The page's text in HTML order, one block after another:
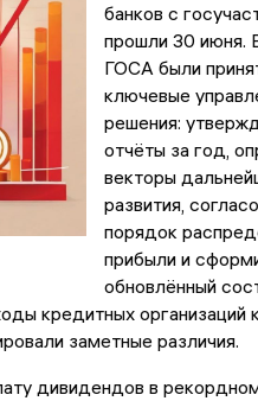
банков с
прошли 30 июня.
ГОСА были
ключевые
решения:
отчёты за год,
векторы
развития,
порядок
прибыли и
обновлённый
кредитных организаций к
заметные различия.
дивидендов в